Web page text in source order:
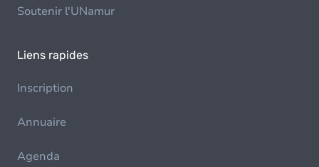
Soutenir l'UNamur
Liens rapides
Inscription
Annuaire
Agenda